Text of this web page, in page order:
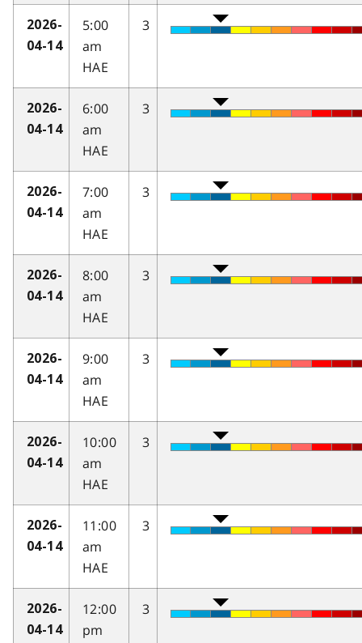
2026-
04-14
5:00
am
HAE
3
2026-
04-14
6:00
am
HAE
3
2026-
04-14
7:00
am
HAE
3
2026-
04-14
8:00
am
HAE
3
2026-
04-14
9:00
am
HAE
3
2026-
04-14
10:00
am
HAE
3
2026-
04-14
11:00
am
HAE
3
2026-
04-14
12:00
pm
3